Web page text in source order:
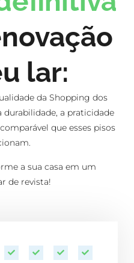
lar:
da Shopping dos
durabilidade, a praticidade
que esses pisos
a sua casa em um
de revista!